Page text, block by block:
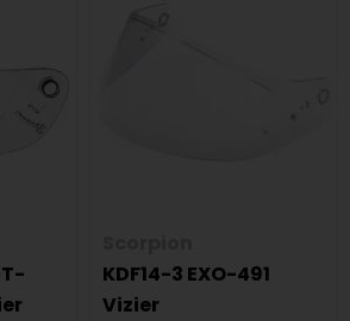
KDF14-3 EXO-491
Vizier